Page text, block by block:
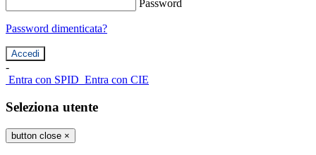
Password
Password dimenticata?
-
Entra con SPID Entra con CIE
Seleziona utente
button close ×